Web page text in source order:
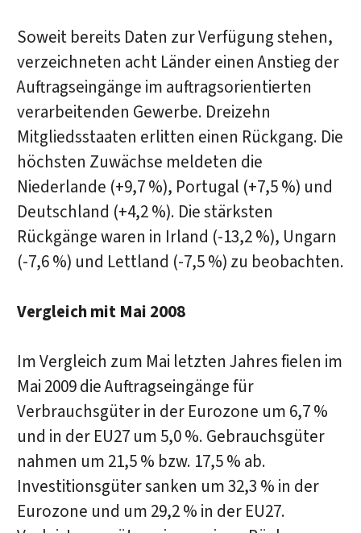
Soweit bereits Daten zur Verfügung stehen,
verzeichneten acht Länder einen Anstieg der
Auftragseingänge im auftragsorientierten
verarbeitenden Gewerbe. Dreizehn
Mitgliedsstaaten erlitten einen Rückgang. Die
höchsten Zuwächse meldeten die
Niederlande (+9,7 %), Portugal (+7,5 %) und
Deutschland (+4,2 %). Die stärksten
Rückgänge waren in Irland (-13,2 %), Ungarn
(-7,6 %) und Lettland (-7,5 %) zu beobachten.
Vergleich mit Mai 2008
Im Vergleich zum Mai letzten Jahres fielen im
Mai 2009 die Auftragseingänge für
Verbrauchsgüter in der Eurozone um 6,7 %
und in der EU27 um 5,0 %. Gebrauchsgüter
nahmen um 21,5 % bzw. 17,5 % ab.
Investitionsgüter sanken um 32,3 % in der
Eurozone und um 29,2 % in der EU27.